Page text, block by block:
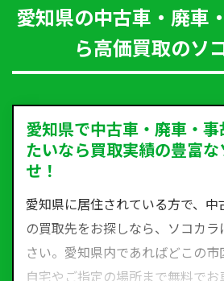
愛知県の中古車・廃車
ら高価買取のソ
愛知県で中古車・廃車・
たいなら買取実績の豊富
せ！
愛知県に居住されている方で、
の買取先をお探しなら、ソコカ
さい。愛知県内であればどこの
自宅やご指定の場所まで無料で